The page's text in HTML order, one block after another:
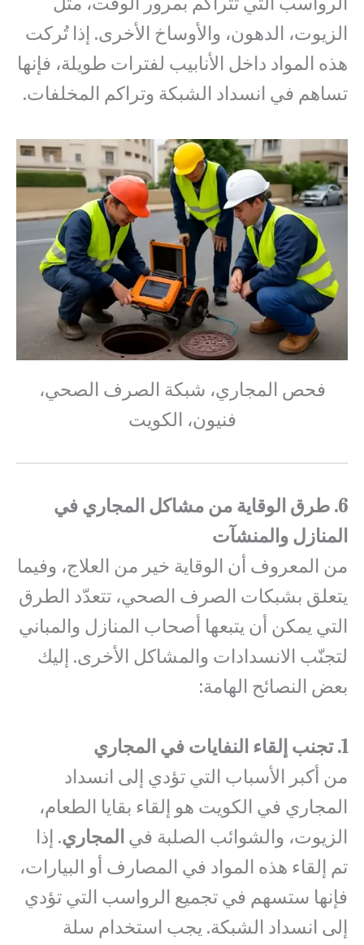
الزيوت، الدهون، والأوساخ الأخرى. إذا تُركت
هذه المواد داخل الأنابيب لفترات طويلة، فإنها
تساهم في انسداد الشبكة وتراكم المخلفات.
فحص المجاري، شبكة الصرف الصحي،
فنيون، الكويت
6. طرق الوقاية من مشاكل المجاري في
المنازل والمنشآت
من المعروف أن الوقاية خير من العلاج، وفيما
يتعلق بشبكات الصرف الصحي، تتعدّد الطرق
التي يمكن أن يتبعها أصحاب المنازل والمباني
لتجنّب الانسدادات والمشاكل الأخرى. إليك
بعض النصائح الهامة:
1. تجنب إلقاء النفايات في المجاري
من أكبر الأسباب التي تؤدي إلى انسداد
المجاري في الكويت هو إلقاء بقايا الطعام،
الزيوت، والشوائب الصلبة في المجاري. إذا
تم إلقاء هذه المواد في المصارف أو البيارات،
فإنها ستسهم في تجميع الرواسب التي تؤدي
إلى انسداد الشبكة. يجب استخدام سلة